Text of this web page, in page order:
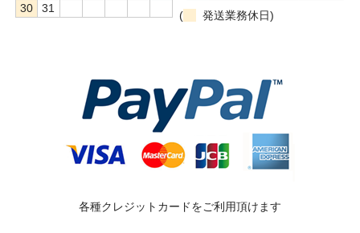
30
31
(
発送業務休日)
各種クレジットカードをご利用頂けます